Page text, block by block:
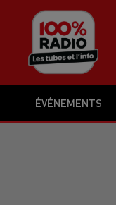
ÉVÉNEMENTS